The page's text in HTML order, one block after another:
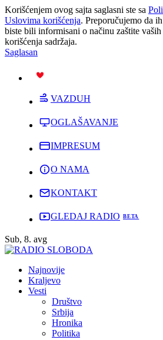
Korišćenjem ovog sajta saglasni ste sa
Uslovima korišćenja. Preporučujemo da
biste bili informisani o načinu zaštite
korišćenja sadržaja.
Saglasan
VAZDUH
OGLAŠAVANJE
IMPRESUM
O NAMA
KONTAKT
GLEDAJ RADIO
Sub, 8. avg
Najnovije
Kraljevo
Vesti
Društvo
Srbija
Hronika
Politika